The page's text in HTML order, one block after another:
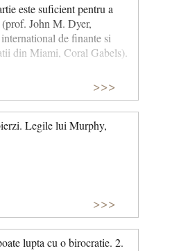
este suficient pentru a
John M. Dyer,
de finante si
din Miami, Coral Gabels).
>>>
Legile lui Murphy,
>>>
lupta cu o birocratie. 2.